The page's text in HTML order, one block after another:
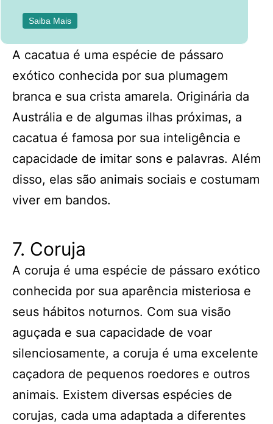
Saiba Mais
A cacatua é uma espécie de pássaro
exótico conhecida por sua plumagem
branca e sua crista amarela. Originária da
Austrália e de algumas ilhas próximas, a
cacatua é famosa por sua inteligência e
capacidade de imitar sons e palavras. Além
disso, elas são animais sociais e costumam
viver em bandos.
7. Coruja
A coruja é uma espécie de pássaro exótico
conhecida por sua aparência misteriosa e
seus hábitos noturnos. Com sua visão
aguçada e sua capacidade de voar
silenciosamente, a coruja é uma excelente
caçadora de pequenos roedores e outros
animais. Existem diversas espécies de
corujas, cada uma adaptada a diferentes